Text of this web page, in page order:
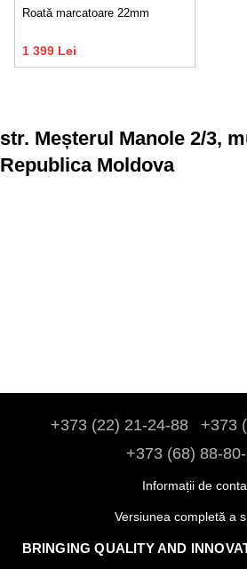
Roată marcatoare 22mm
1 399 Lei
str. Meșterul Manole 2/3,
Republica Moldova
+373 (22) 21-24-88
+373
+373 (68) 88-
Informații de
Versiunea completă a
BRINGING QUALITY AND